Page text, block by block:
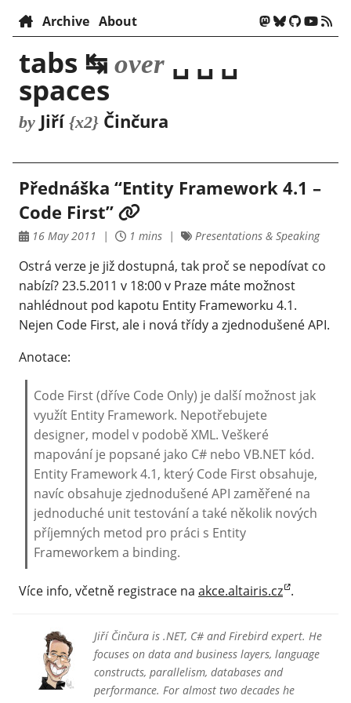
Archive About
tabs ↹ over ␣ ␣ ␣
spaces
by Jiří {x2} Činčura
Přednáška “Entity Framework 4.1 –
Code First”
16 May 2011 1 mins Presentations & Speaking
Ostrá verze je již dostupná, tak proč se nepodívat co
nabízí? 23.5.2011 v 18:00 v Praze máte možnost
nahlédnout pod kapotu Entity Frameworku 4.1.
Nejen Code First, ale i nová třídy a zjednodušené API.
Anotace:
Code First (dříve Code Only) je další možnost jak
využít Entity Framework. Nepotřebujete
designer, model v podobě XML. Veškeré
mapování je popsané jako C# nebo VB.NET kód.
Entity Framework 4.1, který Code First obsahuje,
navíc obsahuje zjednodušené API zaměřené na
jednoduché unit testování a také několik nových
příjemných metod pro práci s Entity
Frameworkem a binding.
Více info, včetně registrace na akce.altairis.cz .
Jiří Činčura is .NET, C# and Firebird expert. He
focuses on data and business layers, language
constructs, parallelism, databases and
performance. For almost two decades he